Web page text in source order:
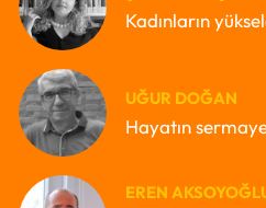
Kadınların
UĞUR DOĞAN
Hayatın
EREN